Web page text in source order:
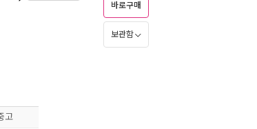
바로구매
보관함
고